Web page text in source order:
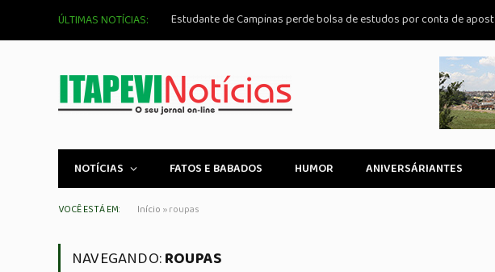
ÚLTIMAS NOTÍCIAS:
NOTÍCIAS FATOS E BABADOS HUMOR ANIVERSÁRIANTES
VOCÊ ESTÁ EM: Início »roupas
NAVEGANDO:ROUPAS